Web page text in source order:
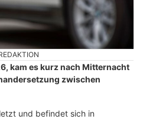
kam es kurz nach Mitternacht
zwischen
und befindet sich in